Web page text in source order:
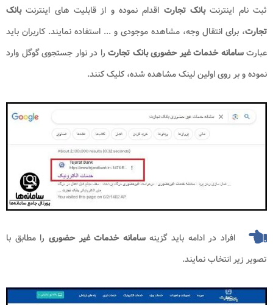
ثبت نام اینترنتبانک تجارت اقدام نموده و از قابلیت های اینترنتبانک
تجارت، برای انتقال وجه، مشاهده موجودی و ... استفاده نمایند. کاربران باید
عبارتسامانه خدمات غیر حضوری بانک تجارت را در نوار جستجوی گوگل وارد
نموده و بر روی اولین لینک مشاهده شده، کلیک کنند.
افراد در ادامه باید گزینهسامانه خدمات غیر حضوری را مطابق با
تصویر زیر انتخاب نمایند.